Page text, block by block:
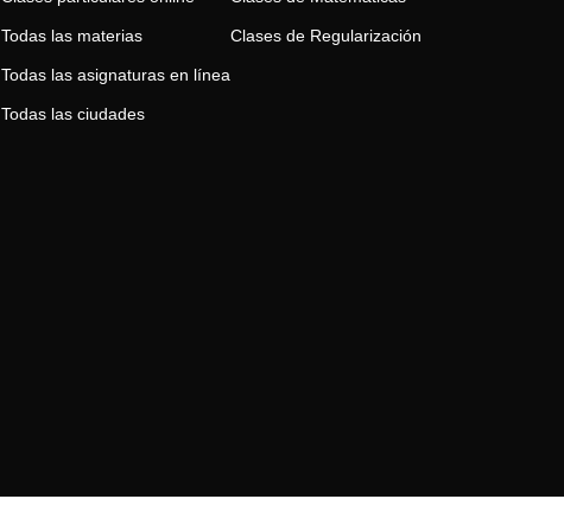
Todas las materias
Todas las asignaturas en línea
Todas las ciudades
Clases de Regularización